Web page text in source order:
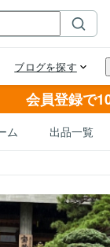
会員登録で
ム 出品一覧